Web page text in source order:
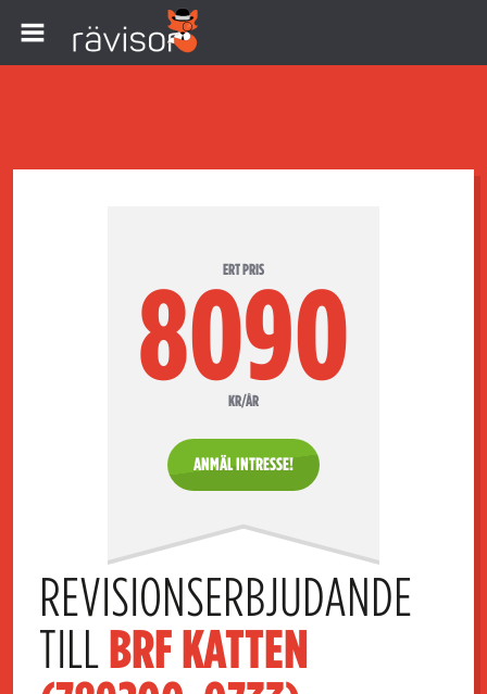
ERT PRIS
8090
KR/ÅR
ANMÄL INTRESSE!
REVISIONSERBJUDANDE
TILL BRF KATTEN